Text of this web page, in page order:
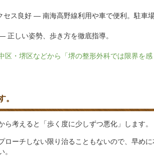
セス良好 — 南海高野線利用や車で便利。駐車
正しい姿勢、歩き方を徹底指導。
区・堺区などから「堺の整形外科では限界を
。
ら考えると「歩く度に少しずつ悪化」します。
ローチしない限り治ることもないので、早め
。